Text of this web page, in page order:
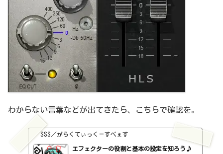
わからない言葉などが出てきたら、こちらで確認を。
SSS／がらくてぃっく＝すぺぇす
エフェクターの役割と基本の設定を知ろう♪